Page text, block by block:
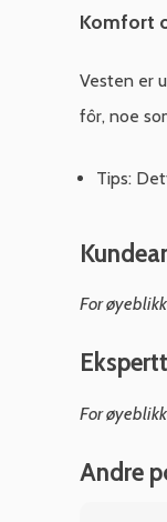
Komfort
Vesten er
fôr, noe
Tips:
For
For
Andre